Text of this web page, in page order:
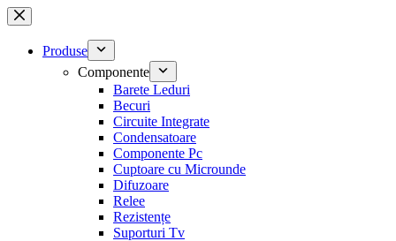
Sari
la
conținutProduse
Componente
Barete Leduri
Becuri
Circuite Integrate
Condensatoare
Componente Pc
Cuptoare cu Microunde
Difuzoare
Relee
Rezistențe
Suporturi Tv